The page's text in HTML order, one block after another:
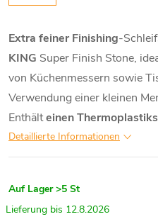
Extra feiner Finishing-
KING Super Finish Stone,
von Küchenmessern sowie
Verwendung einer kleinen
Enthälteinen
Detaillierte Informationen
Auf Lager >5 St
12.8.2026